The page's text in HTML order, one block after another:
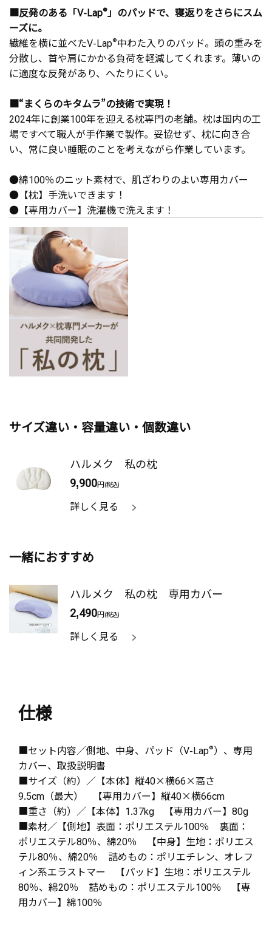
■反発のある「V-Lap®」のパッドで、寝返りをさらにスム
ーズに。
繊維を横に並べたV-Lap®中わた入りのパッド。頭の重みを
分散し、首や肩にかかる負荷を軽減してくれます。薄いの
に適度な反発があり、へたりにくい。
■“まくらのキタムラ”の技術で実現！
2024年に創業100年を迎える枕専門の老舗。枕は国内の工
場ですべて職人が手作業で製作。妥協せず、枕に向き合
い、常に良い睡眠のことを考えながら作業しています。
●綿100％のニット素材で、肌ざわりのよい専用カバー
●【枕】手洗いできます！
●【専用カバー】洗濯機で洗えます！
サイズ違い・容量違い・個数違い
ハルメク 私の枕
9,900円(税込)
詳しく見る
一緒におすすめ
ハルメク 私の枕 専用カバー
2,490円(税込)
詳しく見る
仕様
■セット内容／側地、中身、パッド（V-Lap®）、専用
カバー、取扱説明書
■サイズ（約）／【本体】縦40×横66×高さ
9.5cm（最大） 【専用カバー】縦40×横66cm
■重さ（約）／【本体】1.37kg 【専用カバー】80g
■素材／【側地】表面：ポリエステル100％ 裏面：
ポリエステル80％、綿20％ 【中身】生地：ポリエス
テル80％、綿20％ 詰めもの：ポリエチレン、オレフ
ィン系エラストマー 【パッド】生地：ポリエステル
80％、綿20％ 詰めもの：ポリエステル100％ 【専
用カバー】綿100％